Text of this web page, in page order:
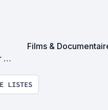
Films &
LISTES